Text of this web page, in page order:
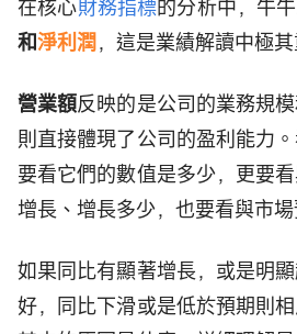
在核心財務指標的分析中，牛
和淨利潤 ，這是業績解讀中極
營業額反映的是公司的業務規模
則直接體現了公司的盈利能力
要看它們的數值是多少，更要
增長、增長多少，也要看與市場
如果同比有顯著增長，或是明
好，同比下滑或是低於預期則